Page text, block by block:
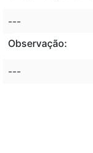
---
Observação:
---